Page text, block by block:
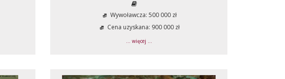
Wywoławcza: 500 000 zł
Cena uzyskana: 900 000 zł
... więcej ...